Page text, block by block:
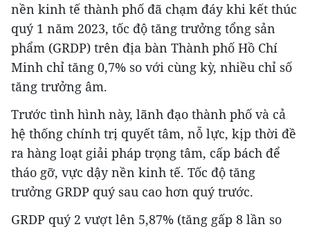
nền kinh tế thành phố đã chạm đáy khi kết thúc
quý 1 năm 2023, tốc độ tăng trưởng tổng sản
phẩm (GRDP) trên địa bàn Thành phố Hồ Chí
Minh chỉ tăng 0,7% so với cùng kỳ, nhiều chỉ số
tăng trưởng âm.
Trước tình hình này, lãnh đạo thành phố và cả
hệ thống chính trị quyết tâm, nỗ lực, kịp thời đề
ra hàng loạt giải pháp trọng tâm, cấp bách để
tháo gỡ, vực dậy nền kinh tế. Tốc độ tăng
trưởng GRDP quý sau cao hơn quý trước.
GRDP quý 2 vượt lên 5,87% (tăng gấp 8 lần so